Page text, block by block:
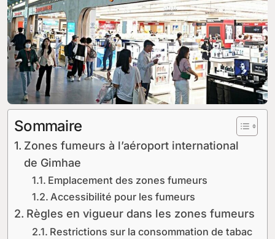
Sommaire
Zones fumeurs à l’aéroport international
de Gimhae
Emplacement des zones fumeurs
Accessibilité pour les fumeurs
Règles en vigueur dans les zones fumeurs
Restrictions sur la consommation de tabac